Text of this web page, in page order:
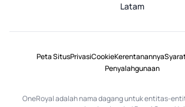
Latam
Peta SitusPrivasiCookieKerentanannya
Penyalahgunaan
OneRoyal adalah nama dagang untuk entitas-